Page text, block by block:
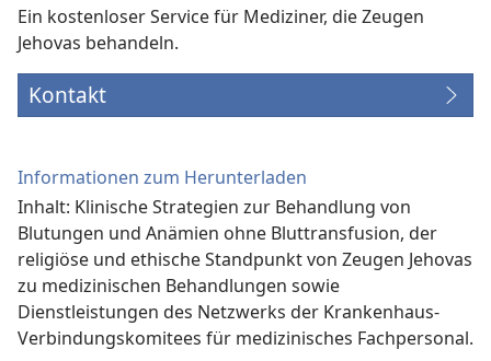
Ein kostenloser Service für Mediziner, die Zeugen
Jehovas behandeln.
Kontakt
Informationen zum Herunterladen
Inhalt: Klinische Strategien zur Behandlung von
Blutungen und Anämien ohne Bluttransfusion, der
religiöse und ethische Standpunkt von Zeugen Jehovas
zu medizinischen Behandlungen sowie
Dienstleistungen des Netzwerks der Krankenhaus-
Verbindungs­komitees für medizinisches Fachpersonal.